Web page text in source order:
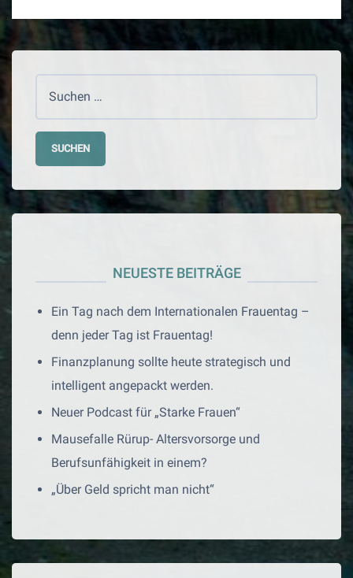
NEUESTE BEITRÄGE
Ein Tag nach dem Internationalen Frauentag –
denn jeder Tag ist Frauentag!
Finanzplanung sollte heute strategisch und
intelligent angepackt werden.
Neuer Podcast für „Starke Frauen“
Mausefalle Rürup- Altersvorsorge und
Berufsunfähigkeit in einem?
„Über Geld spricht man nicht“